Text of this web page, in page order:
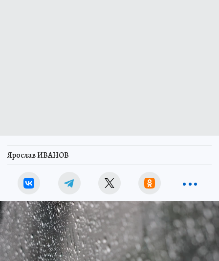
Ярослав ИВАНОВ